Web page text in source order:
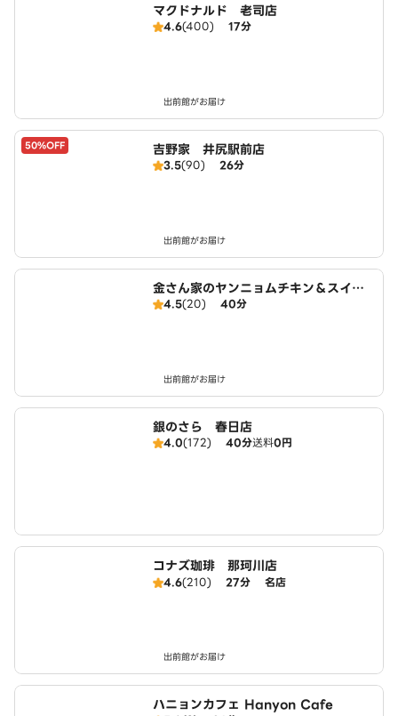
マクドナルド 老司店
4.6(400) 17分
出前館がお届け
50%OFF 吉野家 井尻駅前店
3.5(90) 26分
出前館がお届け
金さん家のヤンニョムチキン＆スイー
トクリスピーチキン福岡那珂川店
4.5(20) 40分
出前館がお届け
銀のさら 春日店
4.0(172) 40分送料0円
コナズ珈琲 那珂川店
4.6(210) 27分 名店
出前館がお届け
ハニョンカフェ Hanyon Cafe